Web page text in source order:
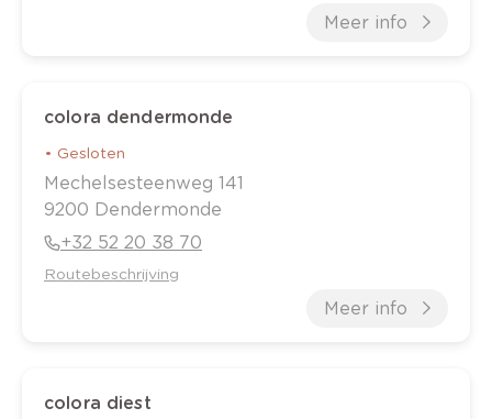
Meer info
colora dendermonde
• Gesloten
Mechelsesteenweg 141
9200 Dendermonde
+32 52 20 38 70
Routebeschrijving
Meer info
colora diest